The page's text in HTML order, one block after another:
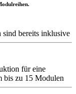
bereits inklusive
für eine
bis zu 15 Modulen